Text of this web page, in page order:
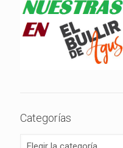
Categorías
Categorías